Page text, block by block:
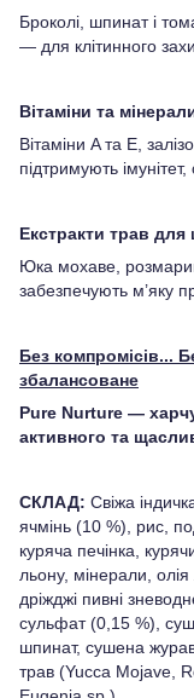
Броколі, шпинат і
— для клітинного
Вітаміни та
Вітаміни A та E,
підтримують
Екстракти трав для
Юка мохаве,
забезпечують м’яку
Без компромісів...
збалансоване
Pure Nurture —
активного та
СКЛАД: Свіжа
ячмінь (10 %), рис,
куряча печінка,
льону, мінерали,
дріжджі пивні
сульфат (0,15 %),
шпинат, сушена
трав (Yucca Mojave,